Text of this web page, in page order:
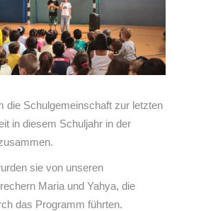
die Schulgemeinschaft zur letzten
in diesem Schuljahr in der
sie von unseren
Maria und Yahya, die
das Programm führten.